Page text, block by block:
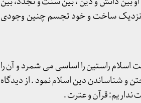
نزدیک ساخت و خود تجسم چنین وجودی
راستین را اساسی می شمرد و آن را
شناساندن دین اسلام نمود . از دیدگاه
نداریم: قرآن و عترت .